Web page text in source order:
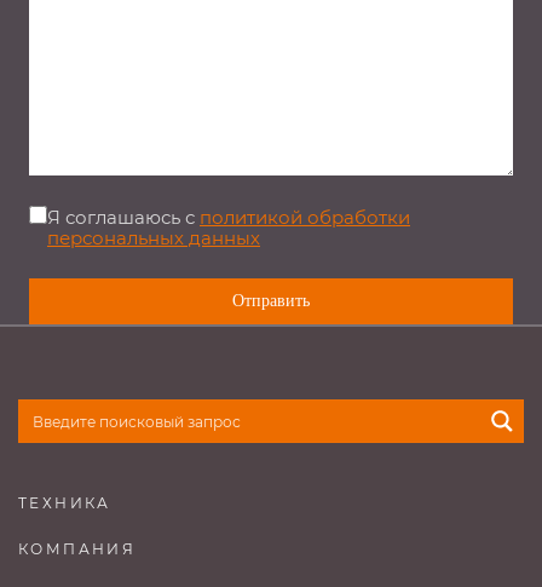
Я соглашаюсь с политикой обработки
персональных данных
ТЕХНИКА
КОМПАНИЯ